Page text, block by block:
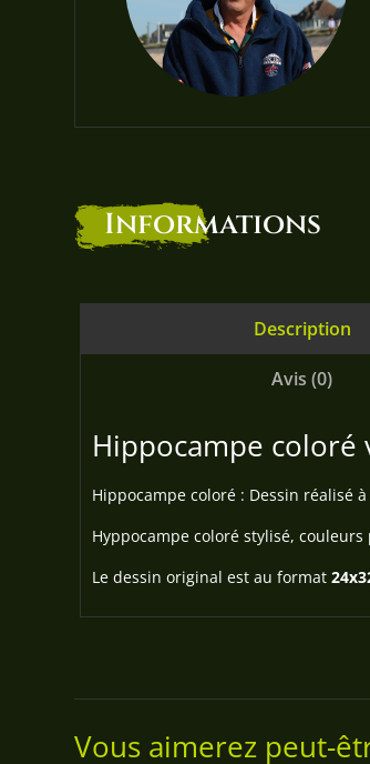
Informations
Description
Avis (0)
Hippocampe coloré
Hippocampe coloré : Dessin réalisé
Hyppocampe coloré stylisé,
Le dessin original est au format
Vous aimerez peut-